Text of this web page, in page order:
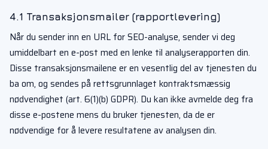
4.1 Transaksjonsmailer (rapportlevering)
Når du sender inn en URL for SEO-analyse, sender vi deg
umiddelbart en e-post med en lenke til analyserapporten din.
Disse transaksjonsmailene er en vesentlig del av tjenesten du
ba om, og sendes på rettsgrunnlaget kontraktsmæssig
nødvendighet (art. 6(1)(b) GDPR). Du kan ikke avmelde deg fra
disse e-postene mens du bruker tjenesten, da de er
nødvendige for å levere resultatene av analysen din.